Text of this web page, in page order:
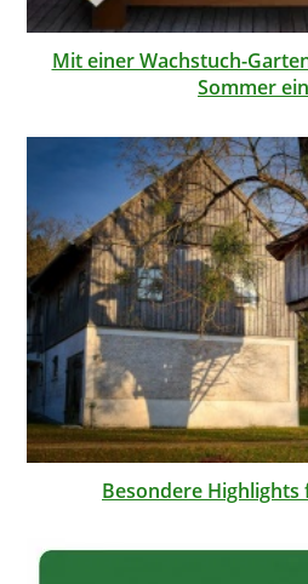
Mit einer Wachstuch-
Sommer
Besondere